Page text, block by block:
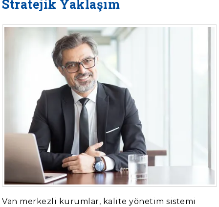
Stratejik Yaklaşım
Van merkezli kurumlar, kalite yönetim sistemi